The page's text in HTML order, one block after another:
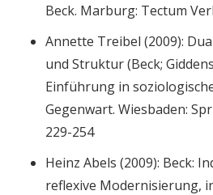
Beck. Marburg: Tectum
Annette Treibel (2009):
und Struktur (Beck;
Einführung in
Gegenwart. Wiesbaden:
229-254
Heinz Abels (2009): Beck:
reflexive Modernisierung,